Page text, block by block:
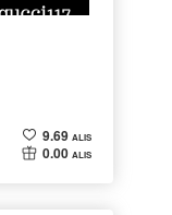
9.69 ALIS
0.00 ALIS